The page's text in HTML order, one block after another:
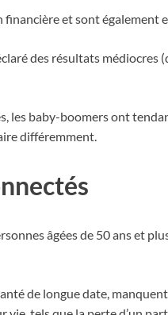
et sont également
des résultats médiocres
les baby-boomers ont
différemment.
âgées de 50 ans et
de longue date,